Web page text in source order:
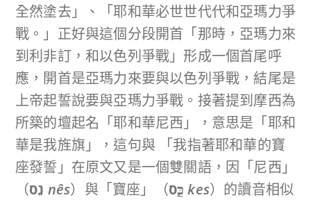
全然塗去」、「耶和華必世世代代和亞瑪力爭
戰。」正好與這個分段開首「那時，亞瑪力來
到利非訂，和以色列爭戰」形成一個首尾呼
應，開首是亞瑪力來要與以色列爭戰，結尾是
上帝起誓說要與亞瑪力爭戰。接著提到摩西為
所築的壇起名「耶和華尼西」，意思是「耶和
華是我旌旗」，這句與 「我指著耶和華的寶
座發誓」在原文又是一個雙關語，因「尼西」
（נֵס nês）與「寶座」（כֵּ֣ס kes）的讀音相似